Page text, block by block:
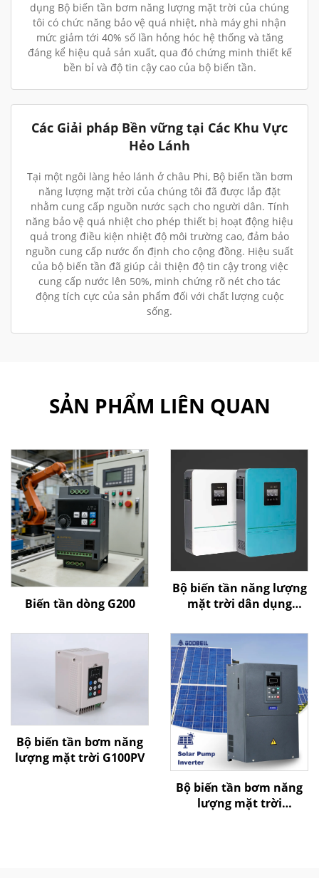
dụng Bộ biến tần bơm năng lượng mặt trời của chúng
tôi có chức năng bảo vệ quá nhiệt, nhà máy ghi nhận
mức giảm tới 40% số lần hỏng hóc hệ thống và tăng
đáng kể hiệu quả sản xuất, qua đó chứng minh thiết kế
bền bỉ và độ tin cậy cao của bộ biến tần.
Các Giải pháp Bền vững tại Các Khu Vực
Hẻo Lánh
Tại một ngôi làng hẻo lánh ở châu Phi, Bộ biến tần bơm
năng lượng mặt trời của chúng tôi đã được lắp đặt
nhằm cung cấp nguồn nước sạch cho người dân. Tính
năng bảo vệ quá nhiệt cho phép thiết bị hoạt động hiệu
quả trong điều kiện nhiệt độ môi trường cao, đảm bảo
nguồn cung cấp nước ổn định cho cộng đồng. Hiệu suất
của bộ biến tần đã giúp cải thiện độ tin cậy trong việc
cung cấp nước lên 50%, minh chứng rõ nét cho tác
động tích cực của sản phẩm đối với chất lượng cuộc
sống.
SẢN PHẨM LIÊN QUAN
Biến tần dòng G200
Bộ biến tần năng lượng
mặt trời dân dụng
Bộ biến tần bơm năng
lượng mặt trời G100PV
Bộ biến tần bơm năng
lượng mặt trời